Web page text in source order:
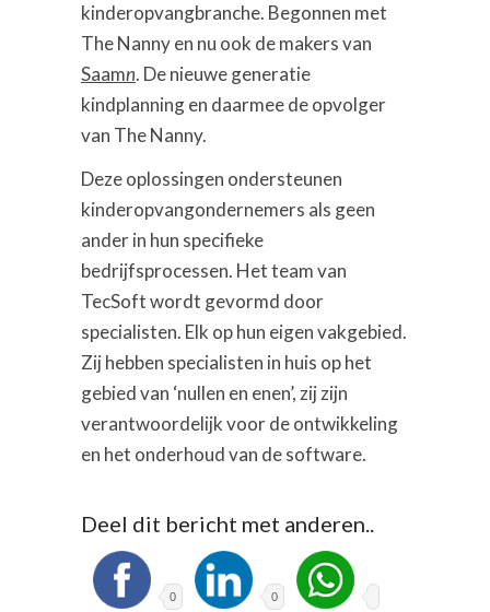
kinderopvangbranche. Begonnen met
The Nanny en nu ook de makers van
Saamn. De nieuwe generatie
kindplanning en daarmee de opvolger
van The Nanny.
Deze oplossingen ondersteunen
kinderopvangondernemers als geen
ander in hun specifieke
bedrijfsprocessen. Het team van
TecSoft wordt gevormd door
specialisten. Elk op hun eigen vakgebied.
Zij hebben specialisten in huis op het
gebied van ‘nullen en enen’, zij zijn
verantwoordelijk voor de ontwikkeling
en het onderhoud van de software.
Deel dit bericht met anderen..
0 0